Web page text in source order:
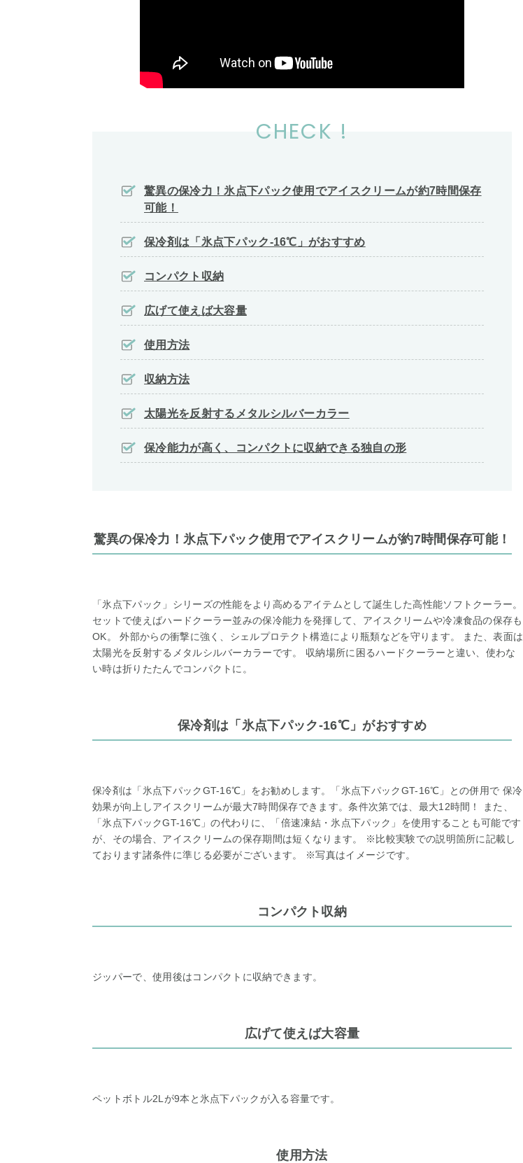
CHECK !
驚異の保冷力！氷点下パック使用でアイスクリームが約7時間保存
可能！
保冷剤は「氷点下パック-16℃」がおすすめ
コンパクト収納
広げて使えば大容量
使用方法
収納方法
太陽光を反射するメタルシルバーカラー
保冷能力が高く、コンパクトに収納できる独自の形
驚異の保冷力！氷点下パック使用でアイスクリームが約7時間保存可能！
「氷点下パック」シリーズの性能をより高めるアイテムとして誕生した高性能ソフトクーラー。
セットで使えばハードクーラー並みの保冷能力を発揮して、アイスクリームや冷凍食品の保存も
OK。 外部からの衝撃に強く、シェルプロテクト構造により瓶類などを守ります。 また、表面は
太陽光を反射するメタルシルバーカラーです。 収納場所に困るハードクーラーと違い、使わな
い時は折りたたんでコンパクトに。
保冷剤は「氷点下パック-16℃」がおすすめ
保冷剤は「氷点下パックGT-16℃」をお勧めします。「氷点下パックGT-16℃」との併用で 保冷
効果が向上しアイスクリームが最大7時間保存できます。条件次第では、最大12時間！ また、
「氷点下パックGT-16℃」の代わりに、「倍速凍結・氷点下パック」を使用することも可能です
が、その場合、アイスクリームの保存期間は短くなります。 ※比較実験での説明箇所に記載し
ております諸条件に準じる必要がございます。 ※写真はイメージです。
コンパクト収納
ジッパーで、使用後はコンパクトに収納できます。
広げて使えば大容量
ペットボトル2Lが9本と氷点下パックが入る容量です。
使用方法